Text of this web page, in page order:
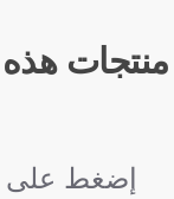
منتجات
إضغط على